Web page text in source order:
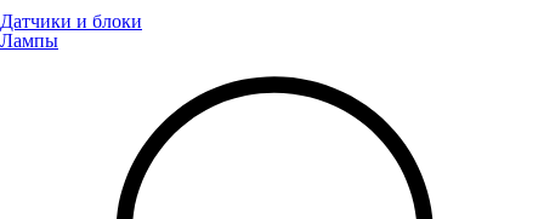
Датчики и блоки
Лампы